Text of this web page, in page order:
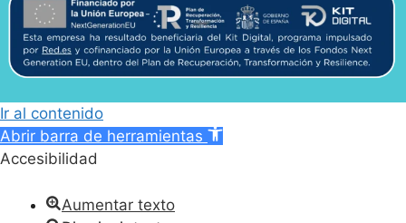
Ir al contenido
Abrir barra de herramientas
Accesibilidad
Aumentar texto